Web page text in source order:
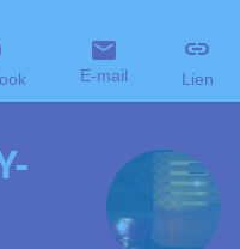
E-mail Lien